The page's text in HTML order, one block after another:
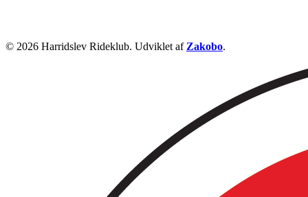
© 2026 Harridslev Rideklub. Udviklet af Zakobo.